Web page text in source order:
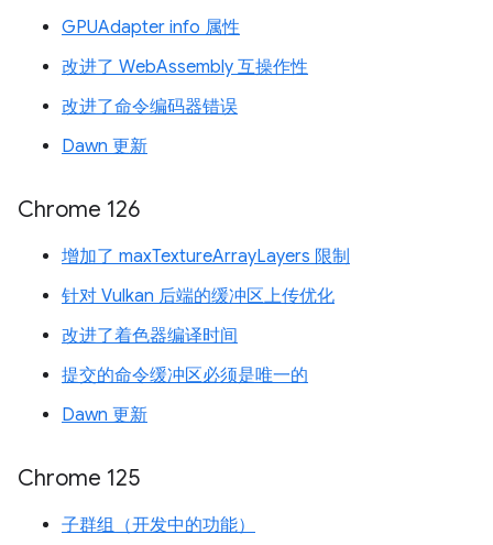
GPUAdapter info 属性
改进了 WebAssembly 互操作性
改进了命令编码器错误
Dawn 更新
Chrome 126
增加了 maxTextureArrayLayers 限制
针对 Vulkan 后端的缓冲区上传优化
改进了着色器编译时间
提交的命令缓冲区必须是唯一的
Dawn 更新
Chrome 125
子群组（开发中的功能）